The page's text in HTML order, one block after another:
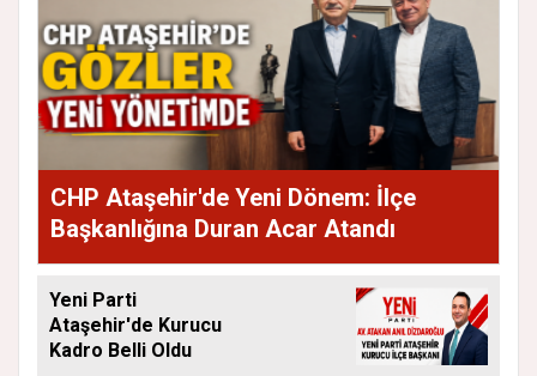
CHP Ataşehir'de Yeni Dönem: İlçe
Başkanlığına Duran Acar Atandı
Yeni Parti
Ataşehir'de Kurucu
Kadro Belli Oldu